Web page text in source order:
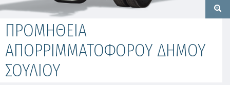
ΠΡΟΜΗΘΕΙΑ
ΑΠΟΡΡΙΜΜΑΤΟΦΟΡΟΥ ΔΗΜΟΥ
ΣΟΥΛΙΟΥ